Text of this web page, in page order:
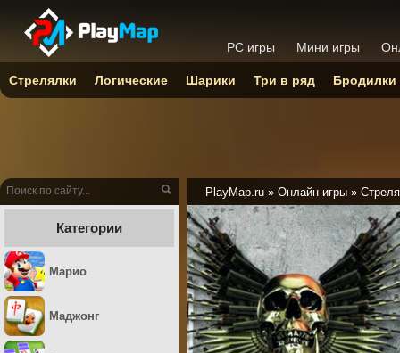
PlayMap.ru » Онлайн игры »
Категории
Марио
Маджонг
PC игры Мини игры
Стрелялки Логические Шарики Три в ряд Бродилки